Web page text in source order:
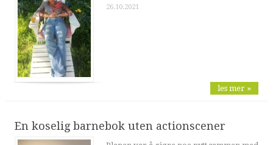
26.10.2021
les mer »
En koselig barnebok uten actionscener